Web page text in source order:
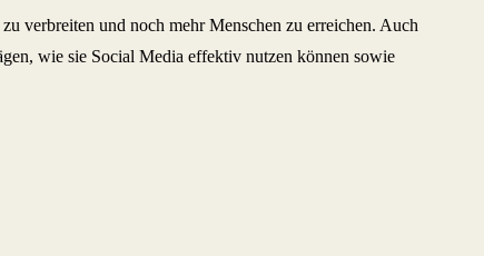
verbreiten und noch mehr Menschen zu erreichen. Auch
wie sie Social Media effektiv nutzen können sowie